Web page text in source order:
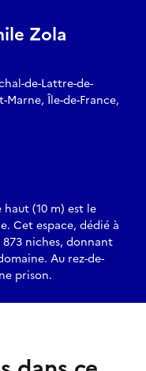
Zola
de-Lattre-de-
Marne, Île-de-France,
(10 m) est le
Cet espace, dédié à
873 niches, donnant
Au rez-de-
prison.